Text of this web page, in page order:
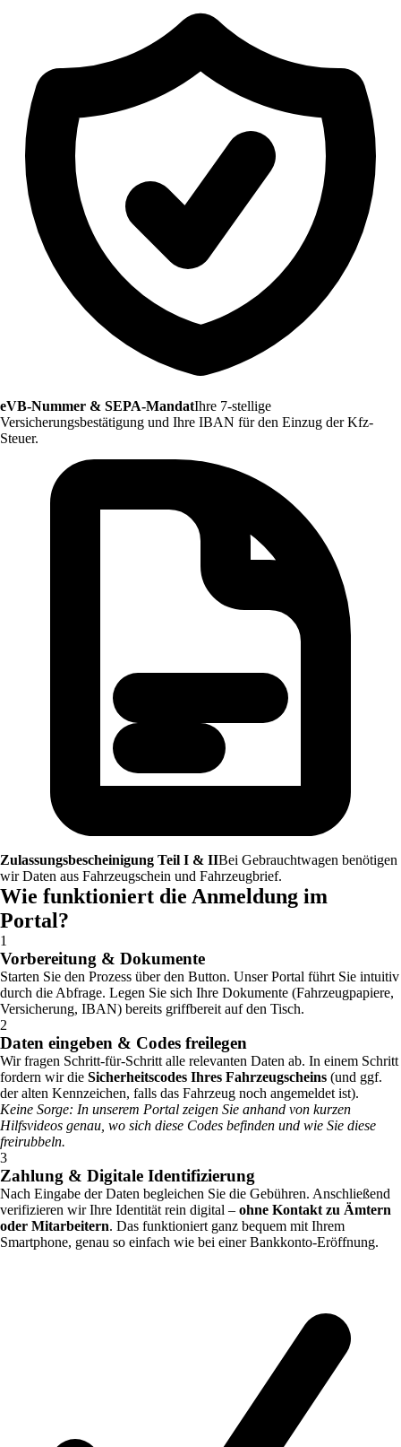
eVB-Nummer & SEPA-MandatIhre 7-stellige
Versicherungsbestätigung und Ihre IBAN für den Einzug der Kfz-
Steuer.
Zulassungsbescheinigung Teil I & IIBei Gebrauchtwagen benötigen
wir Daten aus Fahrzeugschein und Fahrzeugbrief.
Wie funktioniert die Anmeldung im
Portal?
1
Vorbereitung & Dokumente
Starten Sie den Prozess über den Button. Unser Portal führt Sie intuitiv
durch die Abfrage. Legen Sie sich Ihre Dokumente (Fahrzeugpapiere,
Versicherung, IBAN) bereits griffbereit auf den Tisch.
2
Daten eingeben & Codes freilegen
Wir fragen Schritt-für-Schritt alle relevanten Daten ab. In einem Schritt
fordern wir die Sicherheitscodes Ihres Fahrzeugscheins (und ggf.
der alten Kennzeichen, falls das Fahrzeug noch angemeldet ist).
Keine Sorge: In unserem Portal zeigen Sie anhand von kurzen
Hilfsvideos genau, wo sich diese Codes befinden und wie Sie diese
freirubbeln.
3
Zahlung & Digitale Identifizierung
Nach Eingabe der Daten begleichen Sie die Gebühren. Anschließend
verifizieren wir Ihre Identität rein digital – ohne Kontakt zu Ämtern
oder Mitarbeitern. Das funktioniert ganz bequem mit Ihrem
Smartphone, genau so einfach wie bei einer Bankkonto-Eröffnung.